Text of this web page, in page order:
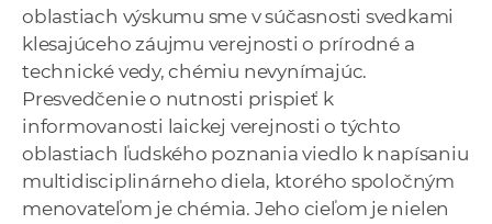
oblastiach výskumu sme v súčasnosti svedkami
klesajúceho záujmu verejnosti o prírodné a
technické vedy, chémiu nevynímajúc.
Presvedčenie o nutnosti prispieť k
informovanosti laickej verejnosti o týchto
oblastiach ľudského poznania viedlo k napísaniu
multidisciplinárneho diela, ktorého spoločným
menovateľom je chémia. Jeho cieľom je nielen